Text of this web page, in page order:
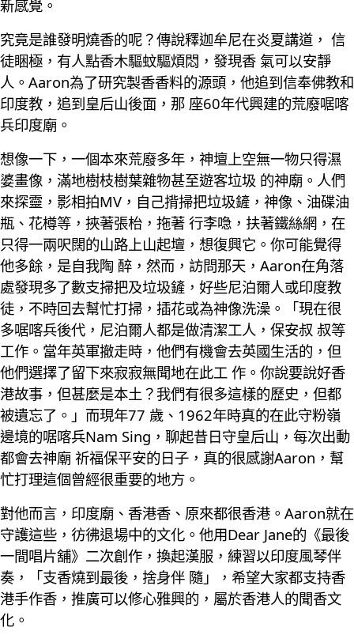
新感覺。
究竟是誰發明燒香的呢？傳說釋迦牟尼在炎夏講道， 信
徒睏極，有人點香木驅蚊驅煩悶，發現香 氣可以安靜
人。Aaron為了研究製香香料的源頭，他追到信奉佛教和
印度教，追到皇后山後面，那 座60年代興建的荒廢啹喀
兵印度廟。
想像一下，一個本來荒廢多年，神壇上空無一物只得濕
婆畫像，滿地樹枝樹葉雜物甚至遊客垃圾 的神廟。人們
來探靈，影相拍MV，自己揹掃把垃圾鏟，神像、油碟油
瓶、花樽等，挾著張枱，拖著 行李喼，扶著鐵絲網，在
只得一兩呎闊的山路上山起壇，想復興它。你可能覺得
他多餘，是自我陶 醉，然而，訪問那天，Aaron在角落
處發現多了數支掃把及垃圾鏟，好些尼泊爾人或印度教
徒，不時回去幫忙打掃，插花或為神像洗澡。「現在很
多啹喀兵後代，尼泊爾人都是做清潔工人，保安叔 叔等
工作。當年英軍撤走時，他們有機會去英國生活的，但
他們選擇了留下來寂寂無聞地在此工 作。你說要說好香
港故事，但甚麼是本土？我們有很多這樣的歷史，但都
被遺忘了。」而現年77 歲、1962年時真的在此守粉嶺
邊境的啹喀兵Nam Sing，聊起昔日守皇后山，每次出動
都會去神廟 祈福保平安的日子，真的很感謝Aaron，幫
忙打理這個曾經很重要的地方。
對他而言，印度廟、香港香、原來都很香港。Aaron就在
守護這些，彷彿退場中的文化。他用Dear Jane的《最後
一間唱片舖》二次創作，換起漢服，練習以印度風琴伴
奏，「支香燒到最後，捨身伴 隨」，希望大家都支持香
港手作香，推廣可以修心雅興的，屬於香港人的聞香文
化。